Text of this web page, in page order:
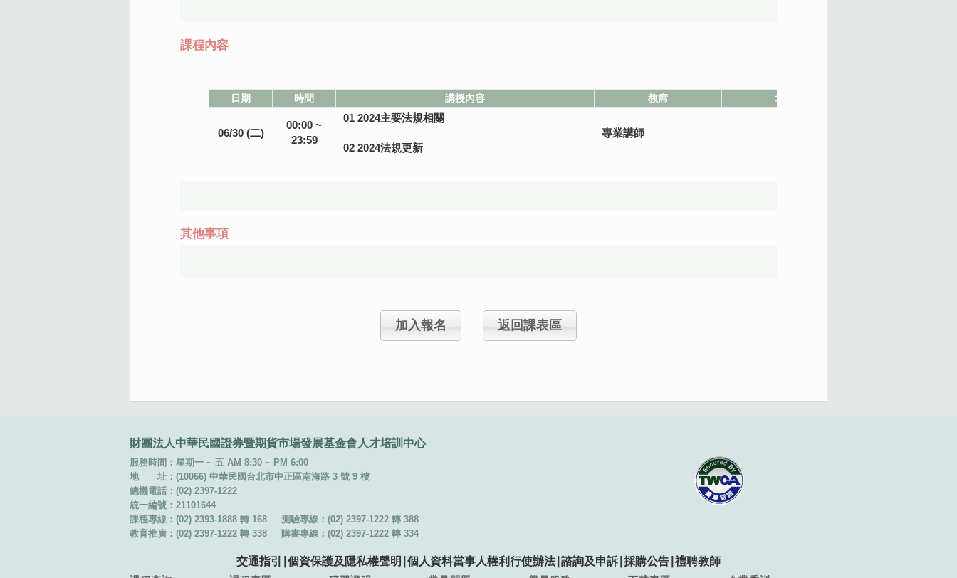
課程內容
日期 時間 講授內容 教席 地點
06/30 (二)
00:00 ~
23:59
01 2024主要法規相關
02 2024法規更新
專業講師
其他事項
加入報名 返回課表區
財團法人中華民國證券暨期貨市場發展基金會人才培訓中心
服務時間：星期一 ~ 五 AM 8:30 ~ PM 6:00
地 址：(10066) 中華民國台北市中正區南海路 3 號 9 樓
總機電話：(02) 2397-1222
統一編號：21101644
課程專線：(02) 2393-1888 轉 168
測驗專線：(02) 2397-1222 轉 388
教育推廣：(02) 2397-1222 轉 338
購書專線：(02) 2397-1222 轉 334
交通指引 個資保護及隱私權聲明 個人資料當事人權利行使辦法 諮詢及申訴 採購公告 禮聘教師